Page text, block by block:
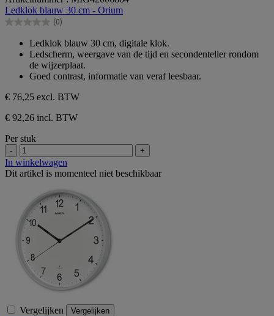
van
de
5
Ledklok blauw 30 cm - Orium
(0)
0.0
sterren.
Ledklok blauw 30 cm, digitale klok.
Ledscherm, weergave van de tijd en secondenteller rondom
de wijzerplaat.
Goed contrast, informatie van veraf leesbaar.
€ 76,25 excl. BTW
€ 92,26 incl. BTW
Per stuk
- +
In winkelwagen
Dit artikel is momenteel niet beschikbaar
Vergelijken Vergelijken